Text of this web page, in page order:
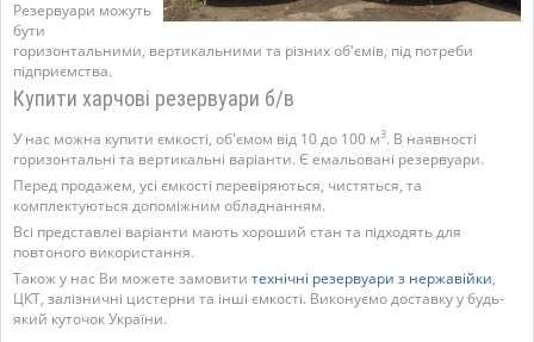
Резервуари можуть
бути
горизонтальними, вертикальними та різних об'ємів, під потреби
підприємства.
Купити харчові резервуари б/в
У нас можна купити ємкості, об'ємом від 10 до 100 м3. В наявності
горизонтальні та вертикальні варіанти. Є емальовані резервуари.
Перед продажем, усі ємкості перевіряються, чистяться, та
комплектуються допоміжним обладнанням.
Всі представлеі варіанти мають хороший стан та підходять для
повтоного використання.
Також у нас Ви можете замовити технічні резервуари з нержавійки,
ЦКТ, залізничні цистерни та інші ємкості. Виконуємо доставку у будь-
який куточок України.